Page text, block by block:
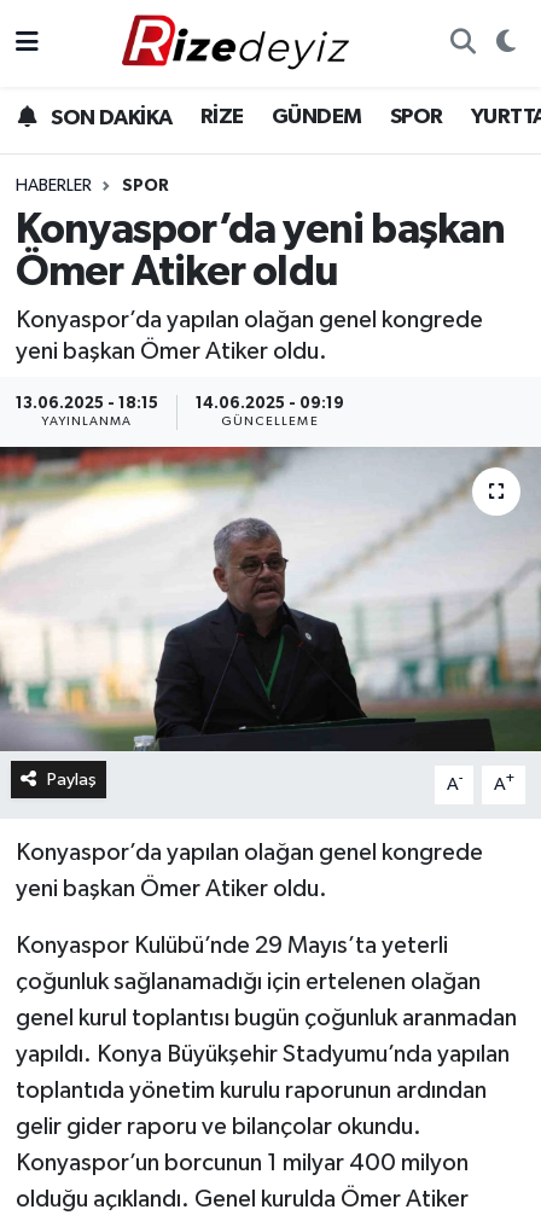
SON DAKİKA RİZE GÜNDEM SPOR
HABERLER SPOR
Konyaspor’da yeni başkan
Ömer Atiker oldu
Konyaspor’da yapılan olağan genel kongrede
yeni başkan Ömer Atiker oldu.
13.06.2025 - 18:15
YAYINLANMA
14.06.2025 - 09:19
GÜNCELLEME
Paylaş A- A+
Konyaspor’da yapılan olağan genel kongrede
yeni başkan Ömer Atiker oldu.
Konyaspor Kulübü’nde 29 Mayıs’ta yeterli
çoğunluk sağlanamadığı için ertelenen olağan
genel kurul toplantısı bugün çoğunluk aranmadan
yapıldı. Konya Büyükşehir Stadyumu’nda yapılan
toplantıda yönetim kurulu raporunun ardından
gelir gider raporu ve bilançolar okundu.
Konyaspor’un borcunun 1 milyar 400 milyon
olduğu açıklandı. Genel kurulda Ömer Atiker
Gündem
Yurttan Haberler
Ekonomi
Teknoloji
Sağlık
Rize Hava Durumu
Rize Trafik Yoğunluk Haritası
Süper Lig Puan Durumu ve Fikstür
Tüm Manşetler
Son Dakika Haberleri
Haber Arşivi